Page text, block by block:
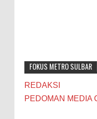
FOKUS METRO SULBAR
REDAKSI
PEDOMAN MEDIA